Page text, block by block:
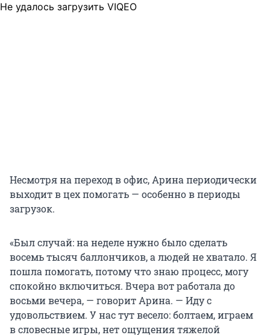
Не удалось загрузить VIQEO
Несмотря на переход в офис, Арина периодически
выходит в цех помогать — особенно в периоды
загрузок.
«Был случай: на неделе нужно было сделать
восемь тысяч баллончиков, а людей не хватало. Я
пошла помогать, потому что знаю процесс, могу
спокойно включиться. Вчера вот работала до
восьми вечера, — говорит Арина. — Иду с
удовольствием. У нас тут весело: болтаем, играем
в словесные игры, нет ощущения тяжелой